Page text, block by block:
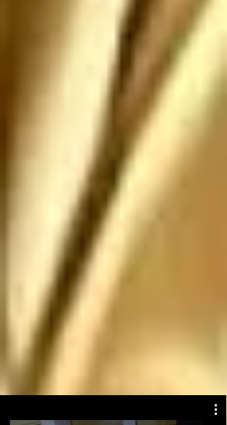
antes de que sean
ANIQUILADOS por
SUS propias
construcciones
paradójicas que son
más grandes de lo que
piensan
Atentamente: Satanás